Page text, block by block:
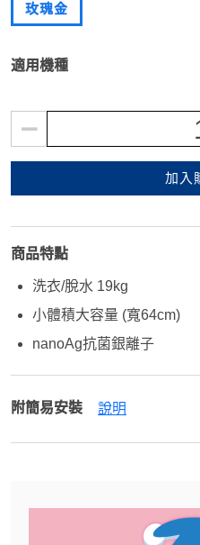
玫瑰金
適用機種
加入
商品特點
洗衣/脫水 19kg
小體積大容量 (寬64cm)
nanoAg抗菌銀離子
附簡易安裝 說明